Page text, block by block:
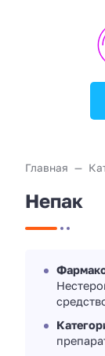
Главная
Непак